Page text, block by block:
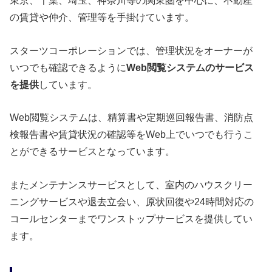
の賃貸や仲介、管理等を手掛けています。
スターツコーポレーションでは、管理状況をオーナーが
いつでも確認できるようにWeb閲覧システムのサービス
を提供しています。
Web閲覧システムは、精算書や定期巡回報告書、消防点
検報告書や賃貸状況の確認等をWeb上でいつでも行うこ
とができるサービスとなっています。
またメンテナンスサービスとして、室内のハウスクリー
ニングサービスや退去立会い、原状回復や24時間対応の
コールセンターまでワンストップサービスを提供してい
ます。